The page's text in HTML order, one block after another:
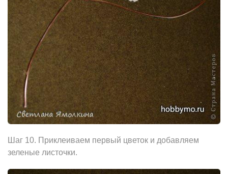
Шаг 10. Приклеиваем первый цветок и добавляем
зеленые листочки.